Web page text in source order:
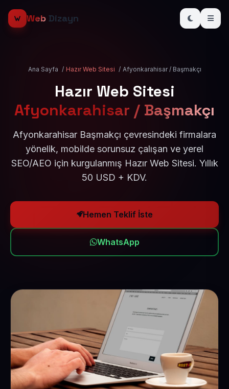
Web Dizayn
Ana Sayfa / Hazır Web Sitesi / Afyonkarahisar / Başmakçı
Hazır Web Sitesi
Afyonkarahisar / Başmakçı
Afyonkarahisar Başmakçı çevresindeki firmalara
yönelik, mobilde sorunsuz çalışan ve yerel
SEO/AEO için kurgulanmış Hazır Web Sitesi. Yıllık
50 USD + KDV.
Hemen Teklif İste
WhatsApp